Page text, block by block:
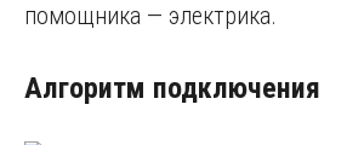
помощника — электрика.
Алгоритм подключения